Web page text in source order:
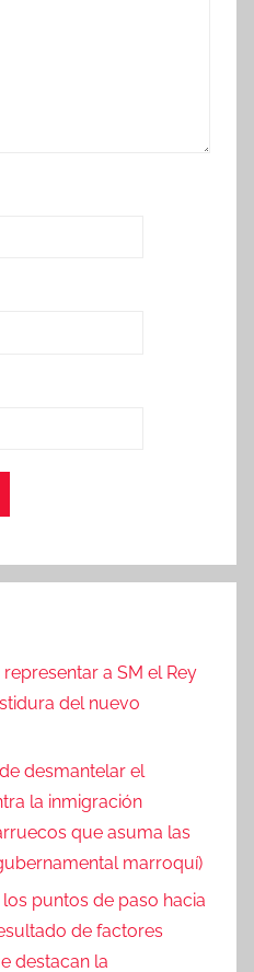
a SM el Rey
del nuevo
desmantelar el
la inmigración
que asuma las
marroquí)
puntos de paso hacia
de factores
destacan la